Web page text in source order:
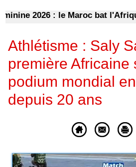
2026 : le Maroc bat l'Afrique
Athlétisme : Saly
première Africaine
podium mondial
depuis 20 ans